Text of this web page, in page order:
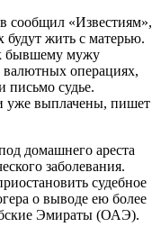
сообщил «Известиям»,
жить с матерью.
бывшему мужу
операциях,
судье.
уже выплачены, пишет
домашнего ареста
заболевания.
судебное
о выводе ею более
Эмираты (ОАЭ).